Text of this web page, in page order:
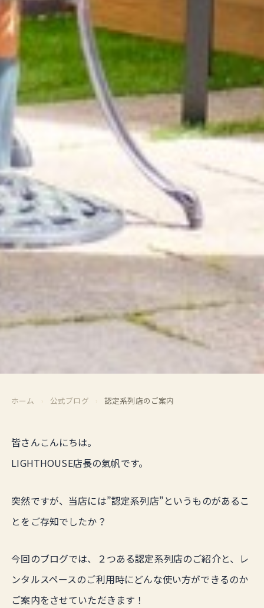
ホーム › 公式ブログ › 認定系列店のご案内
皆さんこんにちは。
LIGHTHOUSE店長の氣帆です。
突然ですが、当店には”認定系列店”というものがあるこ
とをご存知でしたか？
今回のブログでは、２つある認定系列店のご紹介と、レ
ンタルスペースのご利用時にどんな使い方ができるのか
ご案内をさせていただきます！